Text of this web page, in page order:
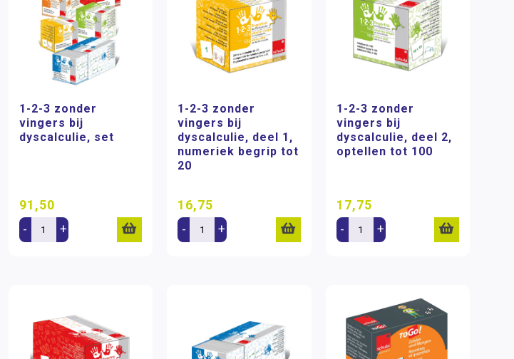
1-2-3 zonder
vingers bij
dyscalculie, set
91,50
- +
1-2-3 zonder
vingers bij
dyscalculie, deel 1,
numeriek begrip tot
20
16,75
- +
1-2-3 zonder
vingers bij
dyscalculie, deel 2,
optellen tot 100
17,75
- +